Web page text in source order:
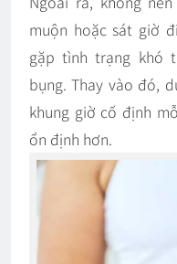
muộn hoặc sát giờ
gặp tình trạng khó
bụng. Thay vào đó,
khung giờ cố định
ổn định hơn.